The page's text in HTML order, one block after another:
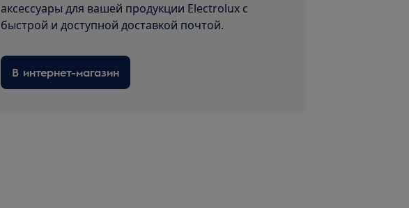
аксессуары для вашей продукции Electrolux с
быстрой и доступной доставкой почтой.
В интернет-магазин